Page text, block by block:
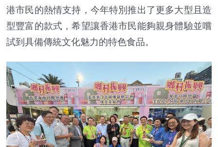
港市民的熱情支持，今年特別推出了更多大型且造
型豐富的款式，希望讓香港市民能夠親身體驗並嚐
試到具備傳統文化魅力的特色食品。